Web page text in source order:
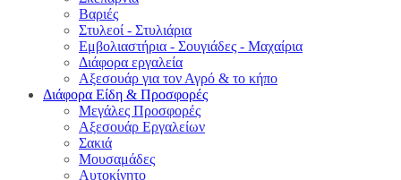
Βαριές
Στυλεοί - Στυλιάρια
Εμβολιαστήρια - Σουγιάδες - Μαχαίρια
Διάφορα εργαλεία
Αξεσουάρ για τον Αγρό & το κήπο
Διάφορα Είδη & Προσφορές
Μεγάλες Προσφορές
Αξεσουάρ Εργαλείων
Σακιά
Μουσαμάδες
Αυτοκίνητο